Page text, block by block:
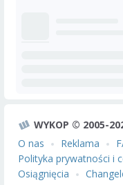
WYKOP © 2005-
O nas
Reklama
Polityka prywatności i
Osiągnięcia